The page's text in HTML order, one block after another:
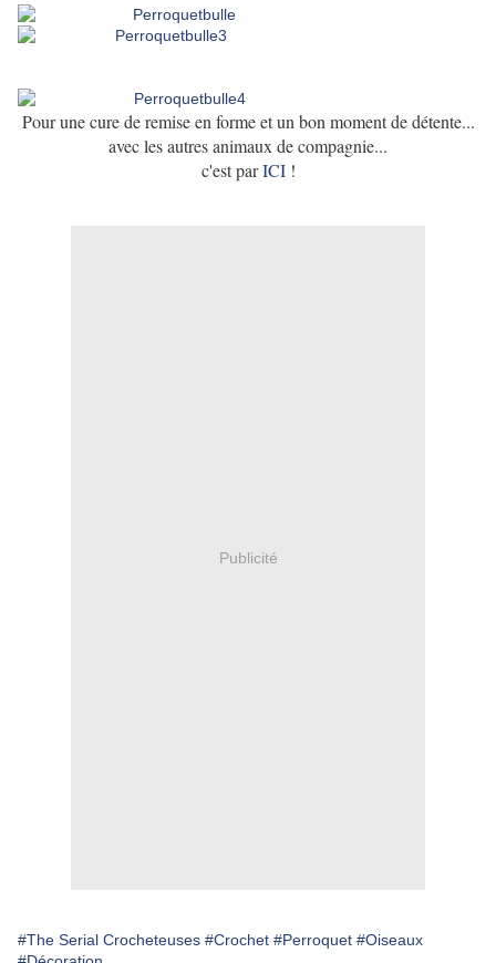
Pour une cure de remise en forme et un bon moment de détente...
avec les autres animaux de compagnie...
c'est parICI!
Publicité
#The Serial Crocheteuses #Crochet #Perroquet #Oiseaux